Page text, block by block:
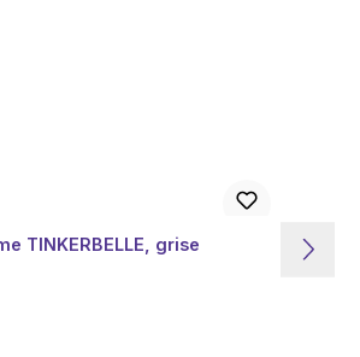
TINKERBELLE, grise